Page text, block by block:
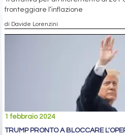
fronteggiare l’inflazione
di Davide Lorenzini
1 febbraio 2024
TRUMP PRONTO A BLOCCARE